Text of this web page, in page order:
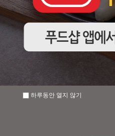
하루동안 열지 않기